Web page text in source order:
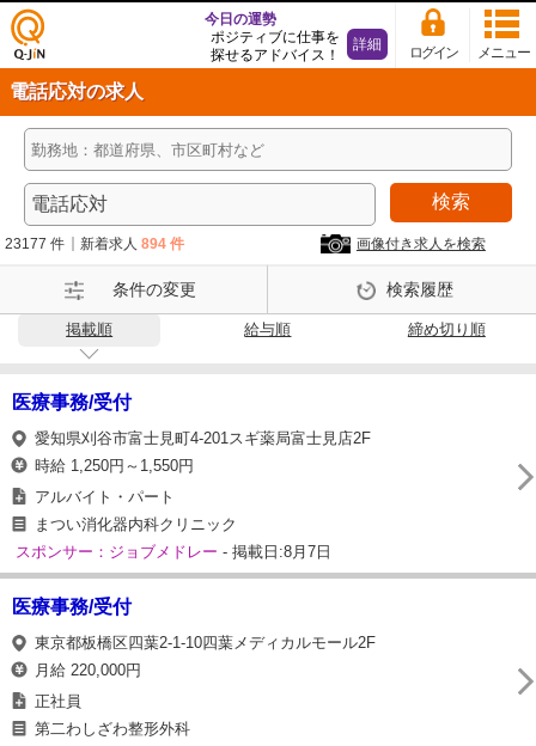
仕事
探し
の求
人サ
イト
Q-Ji
メニュー
ログイン
今日の運勢
ポジティブに仕事を
探せるアドバイス！
詳細
電話応対の求人
検索
23177 件 新着求人 894 件 画像付き求人を検索
条件の変更 検索履歴
掲載順 給与順 締め切り順
医療事務/受付
愛知県刈谷市富士見町4-201スギ薬局富士見店2F
時給 1,250円～1,550円
アルバイト・パート
まつい消化器内科クリニック
スポンサー：ジョブメドレー - 掲載日:8月7日
医療事務/受付
東京都板橋区四葉2-1-10四葉メディカルモール2F
月給 220,000円
正社員
第二わしざわ整形外科